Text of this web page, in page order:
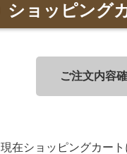
ショッピング
ご注文内容
現在ショッピングカー